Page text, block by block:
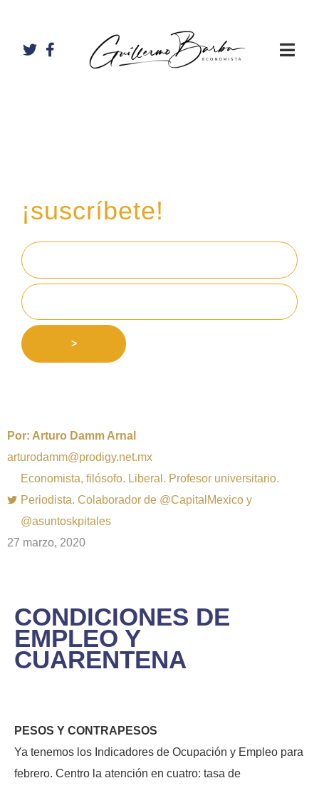
¡suscríbete!
>
Por: Arturo Damm Arnal
arturodamm@prodigy.net.mx
Economista, filósofo. Liberal. Profesor universitario.
Periodista. Colaborador de @CapitalMexico y
@asuntoskpitales
27 marzo, 2020
CONDICIONES DE
EMPLEO Y
CUARENTENA
PESOS Y CONTRAPESOS
Ya tenemos los Indicadores de Ocupación y Empleo para
febrero. Centro la atención en cuatro: tasa de